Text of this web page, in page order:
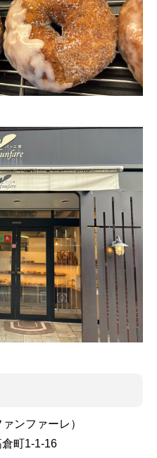
ンファーレ）
町1-1-16